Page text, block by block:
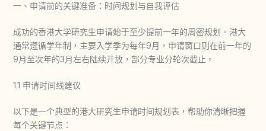
一、申请前的关键准备：时间规划与自我评估
成功的香港大学研究生申请始于至少提前一年的周密规划。港大
通常遵循学年制，主要入学季为每年9月，申请窗口则在前一年的
9月至次年的3月左右陆续开放，部分专业分轮次截止。
1.1 申请时间线建议
以下是一个典型的港大研究生申请时间规划表，帮助你清晰把握
每个关键节点：